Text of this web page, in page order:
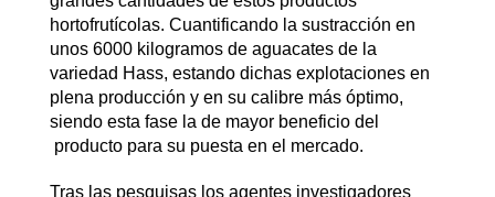
hortofrutícolas. Cuantificando la sustracción en
unos 6000 kilogramos de aguacates de la
variedad Hass, estando dichas explotaciones en
plena producción y en su calibre más óptimo,
siendo esta fase la de mayor beneficio del
producto para su puesta en el mercado.
Tras las pesquisas los agentes investigadores